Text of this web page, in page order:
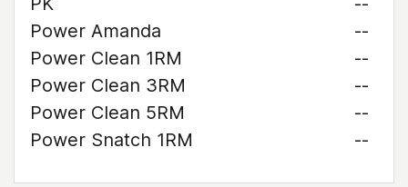
Power Amanda
--
Power Clean 1RM
--
Power Clean 3RM
--
Power Clean 5RM
--
Power Snatch 1RM
--